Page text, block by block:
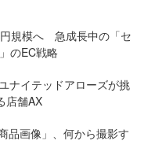
規模へ 急成長中の「セ
のEC戦略
ナイテッドアローズが挑
店舗AX
品画像」、何から撮影す